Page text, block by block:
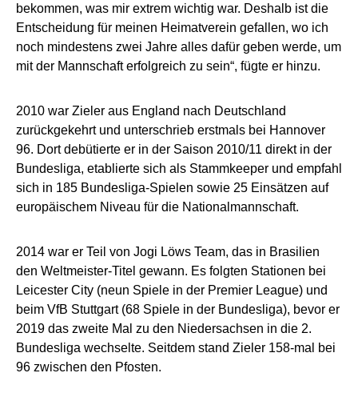
bekommen, was mir extrem wichtig war. Deshalb ist die
Entscheidung für meinen Heimatverein gefallen, wo ich
noch mindestens zwei Jahre alles dafür geben werde, um
mit der Mannschaft erfolgreich zu sein“, fügte er hinzu.
2010 war Zieler aus England nach Deutschland
zurückgekehrt und unterschrieb erstmals bei Hannover
96. Dort debütierte er in der Saison 2010/11 direkt in der
Bundesliga, etablierte sich als Stammkeeper und empfahl
sich in 185 Bundesliga-Spielen sowie 25 Einsätzen auf
europäischem Niveau für die Nationalmannschaft.
2014 war er Teil von Jogi Löws Team, das in Brasilien
den Weltmeister-Titel gewann. Es folgten Stationen bei
Leicester City (neun Spiele in der Premier League) und
beim VfB Stuttgart (68 Spiele in der Bundesliga), bevor er
2019 das zweite Mal zu den Niedersachsen in die 2.
Bundesliga wechselte. Seitdem stand Zieler 158-mal bei
96 zwischen den Pfosten.